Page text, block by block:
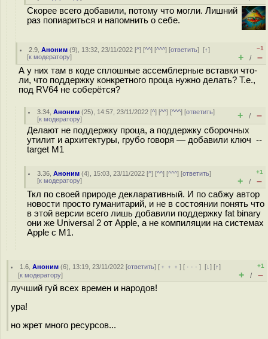
Скорее всего добавили, потому что могли. Лишний
раз попиариться и напомнить о себе.
2.9 ,Аноним (9), 13:32, 23/11/2022 [^] [^^] [^^^] [ответить][↑]
[к модератору]
–1
+ / –
А у них там в коде сплошные ассемблерные вставки что-
ли, что поддержку конкретного проца нужно делать? Т.е.,
под RV64 не соберётся?
3.34 ,Аноним (25), 14:57, 23/11/2022 [^] [^^] [^^^] [ответить]
[к модератору] + / –
Делают не поддержку проца, а поддержку сборочных
утилит и архитектуры, грубо говоря — добавили ключ --
target M1
3.36 ,Аноним (4), 15:03, 23/11/2022 [^] [^^] [^^^] [ответить]
[к модератору]
+1
+ / –
Ткл по своей природе декларативный. И по сабжу автор
новости просто гуманитарий, и не в состоянии понять что
в этой версии всего лишь добавили поддержку fat binary
они же Universal 2 от Apple, а не компиляции на системах
Apple с M1.
1.6 ,Аноним (6), 13:19, 23/11/2022 [ответить] [ ﹢﹢﹢] [ · · ·][↓] [↑]
[к модератору]
+1
+ / –
лучший гуй всех времен и народов!
ура!
но жрет много ресурсов...